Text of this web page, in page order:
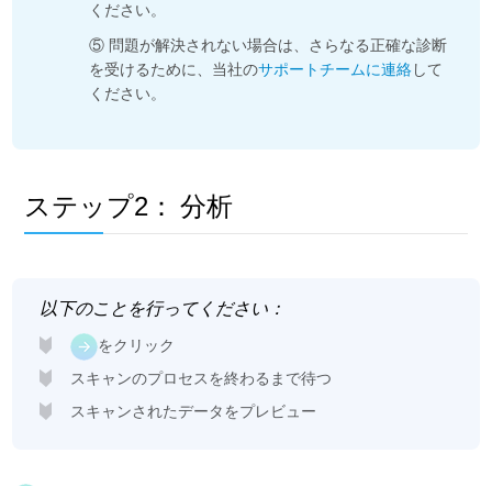
ください。
⑤ 問題が解決されない場合は、さらなる正確な診断
を受けるために、当社のサポートチームに連絡して
ください。
ステップ2： 分析
以下のことを行ってください：
をクリック
スキャンのプロセスを終わるまで待つ
スキャンされたデータをプレビュー